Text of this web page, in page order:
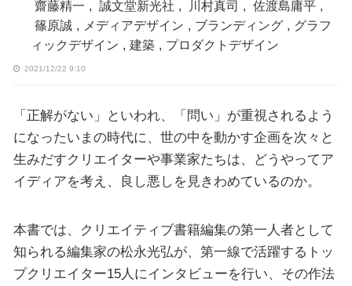
齋藤精一 , 誠文堂新光社 , 川村真司 , 佐渡島庸平 ,
篠原誠 , メディアデザイン , ブランディング , グラフ
ィックデザイン , 建築 , プロダクトデザイン
2021/12/22 9:10
「正解がない」といわれ、「問い」が重視されるよう
になったいまの時代に、世の中を動かす企画を次々と
生みだすクリエイターや事業家たちは、どうやってア
イディアを考え、良し悪しを見きわめているのか。
本書では、クリエイティブ書籍編集の第一人者として
知られる編集家の松永光弘が、第一線で活躍するトッ
プクリエイター15人にインタビューを行い、その作法